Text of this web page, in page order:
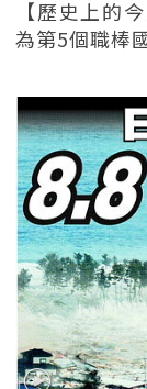
【歷史上的
為第5個職棒